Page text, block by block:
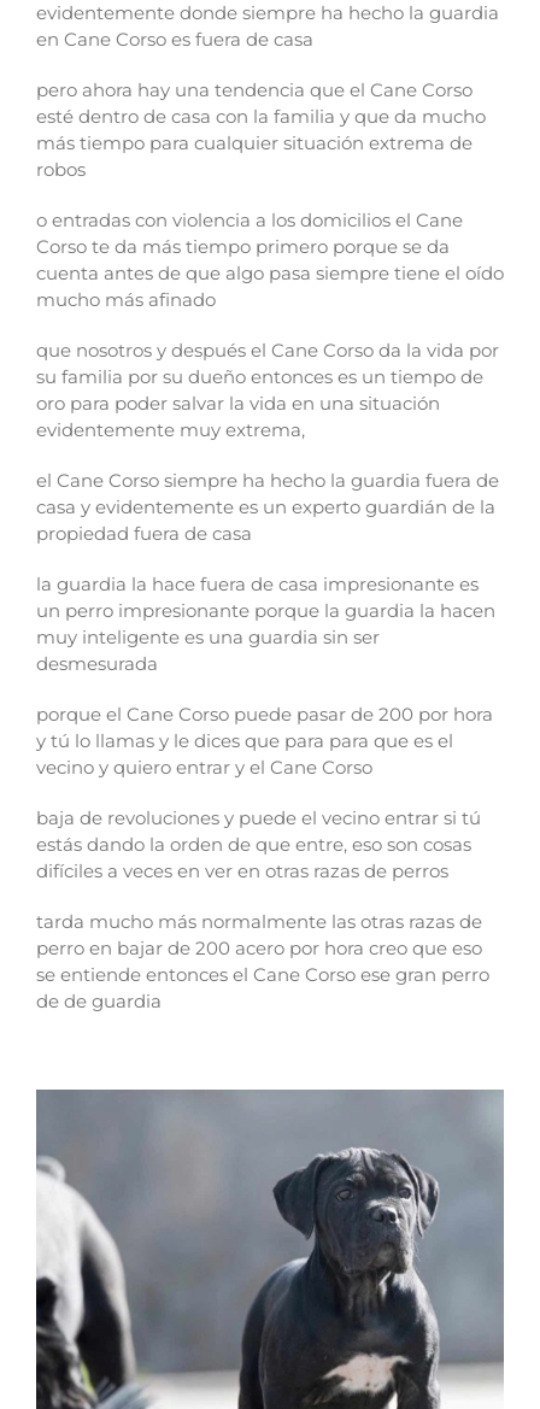
evidentemente donde siempre ha hecho la guardia
en Cane Corso es fuera de casa
pero ahora hay una tendencia que el Cane Corso
esté dentro de casa con la familia y que da mucho
más tiempo para cualquier situación extrema de
robos
o entradas con violencia a los domicilios el Cane
Corso te da más tiempo primero porque se da
cuenta antes de que algo pasa siempre tiene el oído
mucho más afinado
que nosotros y después el Cane Corso da la vida por
su familia por su dueño entonces es un tiempo de
oro para poder salvar la vida en una situación
evidentemente muy extrema,
el Cane Corso siempre ha hecho la guardia fuera de
casa y evidentemente es un experto guardián de la
propiedad fuera de casa
la guardia la hace fuera de casa impresionante es
un perro impresionante porque la guardia la hacen
muy inteligente es una guardia sin ser
desmesurada
porque el Cane Corso puede pasar de 200 por hora
y tú lo llamas y le dices que para para que es el
vecino y quiero entrar y el Cane Corso
baja de revoluciones y puede el vecino entrar si tú
estás dando la orden de que entre, eso son cosas
difíciles a veces en ver en otras razas de perros
tarda mucho más normalmente las otras razas de
perro en bajar de 200 acero por hora creo que eso
se entiende entonces el Cane Corso ese gran perro
de de guardia